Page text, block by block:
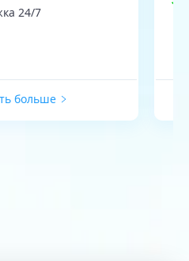
24/7
больше